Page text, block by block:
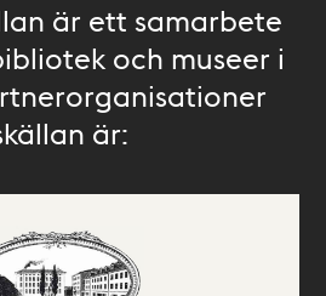
är ett samarbete
och museer i
är: